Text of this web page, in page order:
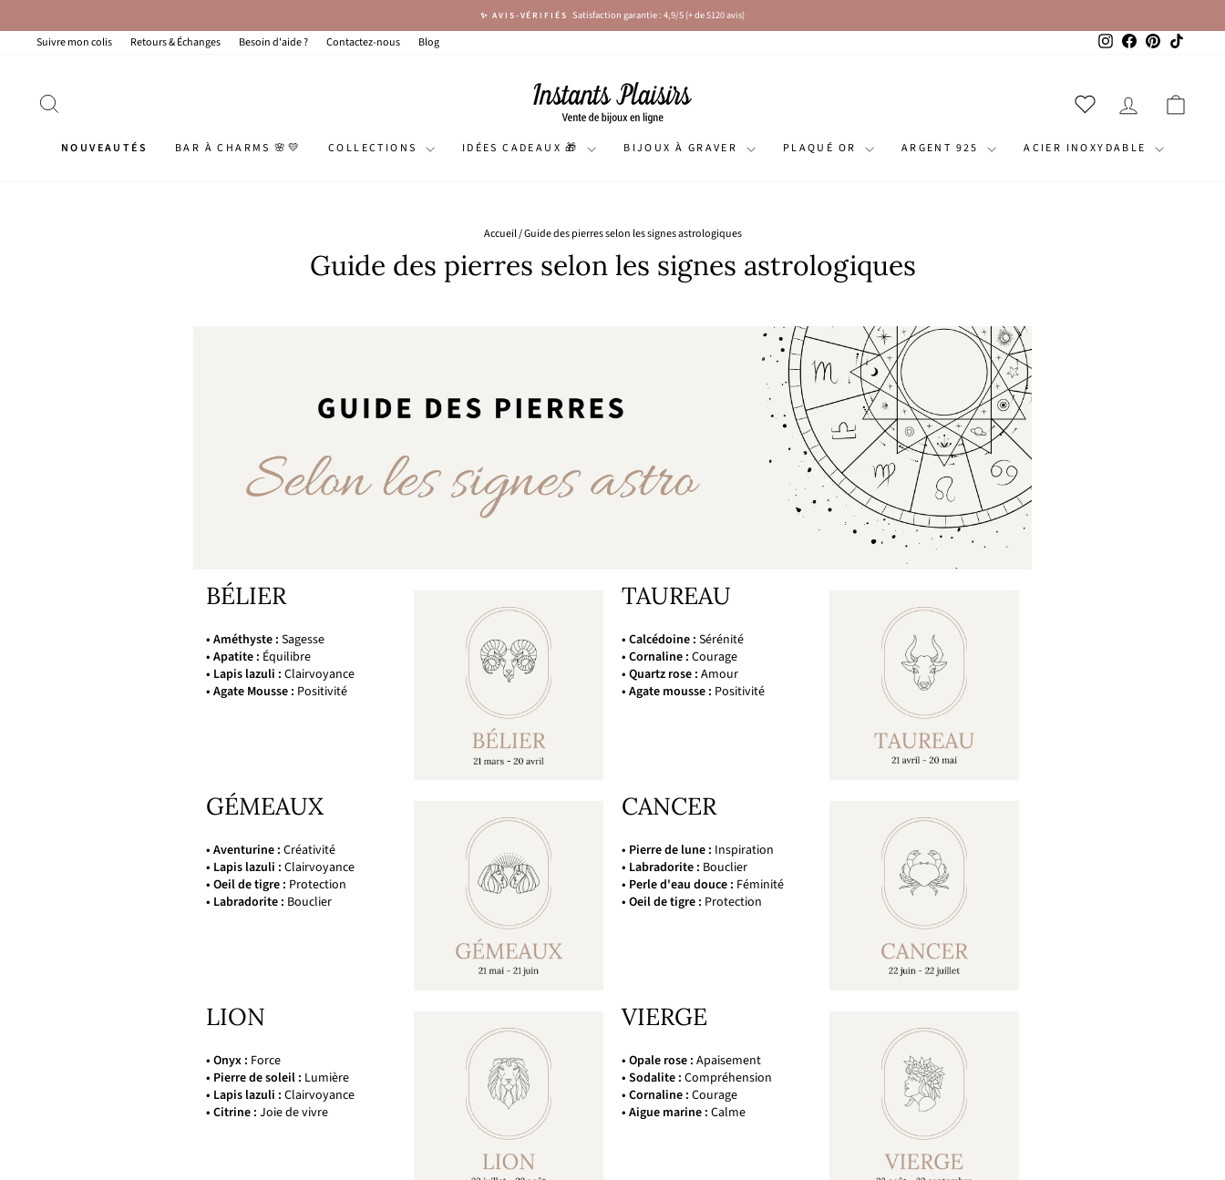
contenu
Diaporama
✨ AVIS-VÉRIFIÉS Satisfaction garantie : 4,9/5 (+ de 5120 avis)
Suivre mon colis Retours & Échanges Besoin d'aide ? Contactez-nous Blog InstagramFacebook
Pinterest
SE
NOUVEAUTÉS BAR À CHARMS 🌸💛 COLLECTIONS IDÉES CADEAUX 🎁 BIJOUX À GRAVER PLAQUÉ OR ARGENT 925 ACIER INOXYDABLE
Accueil/Guide des pierres selon les signes astrologiques
Guide des pierres selon les signes astrologiques
BÉLIER
• Améthyste : Sagesse
• Apatite : Équilibre
• Lapis lazuli : Clairvoyance
• Agate Mousse : Positivité
TAUREAU
• Calcédoine : Sérénité
• Cornaline : Courage
• Quartz rose : Amour
• Agate mousse : Positivité
GÉMEAUX
• Aventurine : Créativité
• Lapis lazuli : Clairvoyance
• Oeil de tigre : Protection
• Labradorite : Bouclier
CANCER
• Pierre de lune : Inspiration
• Labradorite : Bouclier
• Perle d'eau douce : Féminité
• Oeil de tigre : Protection
LION
• Onyx : Force
• Pierre de soleil : Lumière
• Lapis lazuli : Clairvoyance
• Citrine : Joie de vivre
VIERGE
• Opale rose : Apaisement
• Sodalite : Compréhension
• Cornaline : Courage
• Aigue marine : Calme